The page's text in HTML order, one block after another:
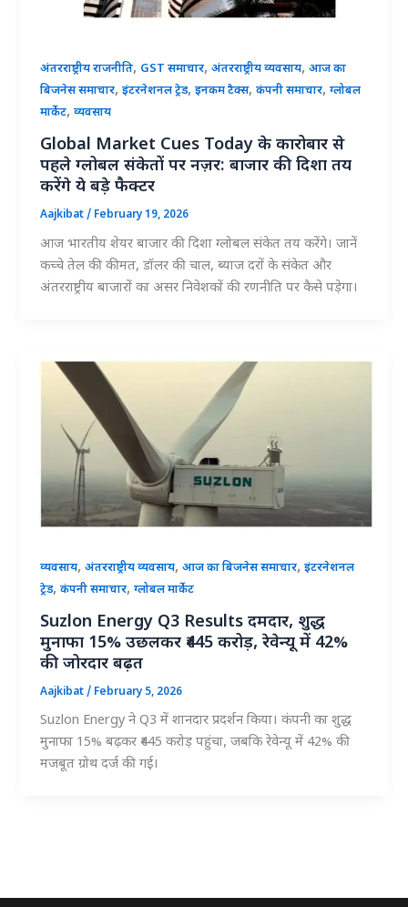
अंतरराष्ट्रीय राजनीति, GST समाचार,अंतरराष्ट्रीय व्यवसाय,आज का
बिजनेस समाचार,इंटरनेशनल ट्रेड,इनकम टैक्स,कंपनी समाचार,ग्लोबल
मार्केट,व्यवसाय
Global Market Cues Today के कारोबार से
पहले ग्लोबल संकेतों पर नज़र: बाजार की दिशा तय
करेंगे ये बड़े फैक्टर
Aajkibat/ February 19, 2026
आज भारतीय शेयर बाजार की दिशा ग्लोबल संकेत तय करेंगे। जानें
कच्चे तेल की कीमत, डॉलर की चाल, ब्याज दरों के संकेत और
अंतरराष्ट्रीय बाजारों का असर निवेशकों की रणनीति पर कैसे पड़ेगा।
व्यवसाय,अंतरराष्ट्रीय व्यवसाय,आज का बिजनेस समाचार,इंटरनेशनल
ट्रेड,कंपनी समाचार,ग्लोबल मार्केट
Suzlon Energy Q3 Results दमदार, शुद्ध
मुनाफा 15% उछलकर ₹445 करोड़, रेवेन्यू में 42%
की जोरदार बढ़त
Aajkibat/ February 5, 2026
Suzlon Energy ने Q3 में शानदार प्रदर्शन किया। कंपनी का शुद्ध
मुनाफा 15% बढ़कर ₹445 करोड़ पहुंचा, जबकि रेवेन्यू में 42% की
मजबूत ग्रोथ दर्ज की गई।